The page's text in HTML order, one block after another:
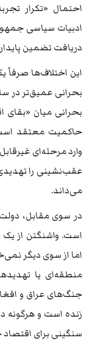
احتمال «تکرار
ادبیات سیاسی
دریافت تضمین
این اختلاف‌ها
بحرانی عمیق‌تر در
بحرانی میان «بقای
حاکمیت معتقد است
وارد مرحله‌ای
عقب‌نشینی را
می‌داند.
در سوی مقابل، دولت
است. واشنگتن از
اما از سوی دیگر
منطقه‌ای یا
جنگ‌های عراق و
زنده است و هرگونه
سنگینی برای